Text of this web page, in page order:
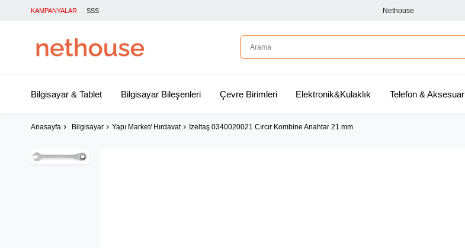
KAMPANYALAR SSS Nethouse
Bilgisayar & Tablet Bilgisayar Bileşenleri Çevre Birimleri Elektronik&Kulaklık Telefon & Aksesuar
Anasayfa Bilgisayar Yapı Market/ Hırdavat İzeltaş 0340020021 Cırcır Kombine Anahtar 21 mm